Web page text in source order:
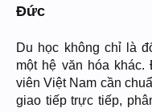
Đức
Du học không chỉ là
một hệ văn hóa
viên Việt Nam cần
giao tiếp trực tiếp,